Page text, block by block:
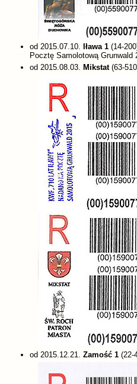
od 2015.07.10. Iława 1 (14-
Pocztę Samolotową Grunwald
od 2015.08.03. Mikstat(63-
od 2015.12.21. Zamość 1 (22-